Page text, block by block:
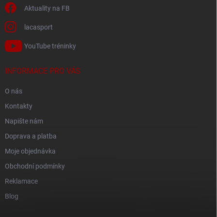
Aktuality na FB
lacasport
YouTube tréninky
INFORMACE PRO VÁS
O nás
Kontakty
Napište nám
Doprava a platba
Moje objednávka
Obchodní podmínky
Reklamace
Blog